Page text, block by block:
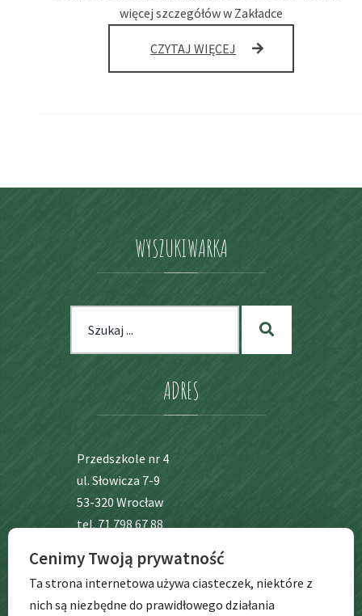
więcej szczegółów w Zakładce
CZYTAJ WIĘCEJ ROK
WYSZUKIWARKA
dla:
ADRES
Przedszkole nr 4
ul. Słowicza 7-9
53-320 Wrocław
tel. 71 798 67 88
BIP
Cenimy Twoją prywatność
Ta strona internetowa używa ciasteczek, niektóre z
nich są niezbędne do prawidłowego działania